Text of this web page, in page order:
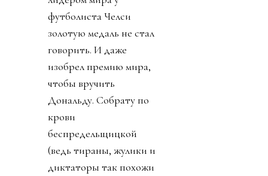
футболиста Челси
золотую медаль не стал
говорить. И даже
изобрел премию мира,
чтобы вручить
Дональду. Собрату по
крови
беспредельщицкой
(ведь тираны, жулики и
диктаторы так похожи